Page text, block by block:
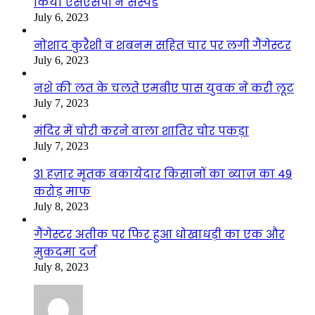
July 6, 2023
नोशाद कुरैशी व शबनम सहित चार पर लगी गैंगेस्टर
July 6, 2023
नशे की लत के चलते एमबीए पास युवक ने करी लूट
July 7, 2023
मंदिर में चोरी करने वाला शातिर चोर पकड़ा
July 7, 2023
31 हज़ार मृतक बकायेदार किसानों का ब्याज़ का 49
करोड़ माफ
July 8, 2023
गैंगेस्टर अतीक पर फिर हुआ धोखाधड़ी का एक और
मुकदमा दर्ज
July 8, 2023